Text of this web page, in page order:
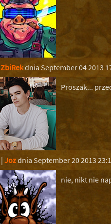
ZbiRekdnia September 04 2013
Proszak...
| Jozdnia September 20 2013
nie, nikt nie